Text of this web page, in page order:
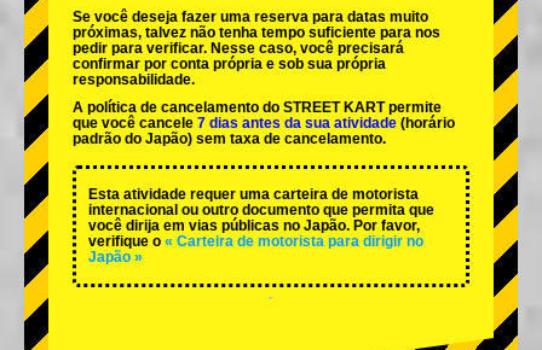
Se você deseja fazer uma reserva para datas muito
próximas, talvez não tenha tempo suficiente para nos
pedir para verificar. Nesse caso, você precisará
confirmar por conta própria e sob sua própria
responsabilidade.
A política de cancelamento do STREET KART permite
que você cancele 7 dias antes da sua atividade (horário
padrão do Japão) sem taxa de cancelamento.
Esta atividade requer uma carteira de motorista
internacional ou outro documento que permita que
você dirija em vias públicas no Japão. Por favor,
verifique o « Carteira de motorista para dirigir no
Japão »